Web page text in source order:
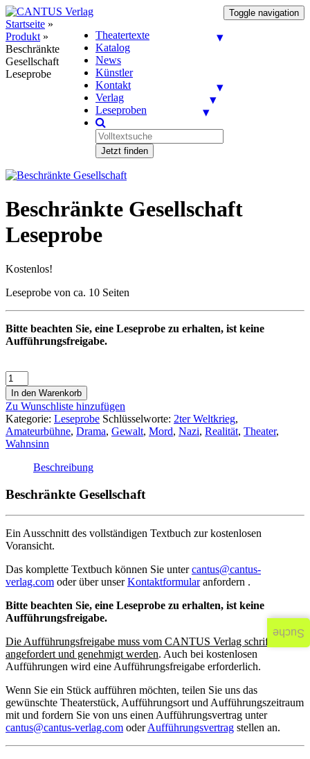
Toggle navigation
Theatertexte
Katalog
News
Künstler
Kontakt
Verlag
Leseproben
Jetzt finden
Startseite »
Produkt »
Beschränkte
Gesellschaft
Leseprobe
Beschränkte Gesellschaft
Leseprobe
Kostenlos!
Leseprobe von ca. 10 Seiten
Bitte beachten Sie, eine Leseprobe zu erhalten, ist keine
Aufführungsfreigabe.
In den Warenkorb
Zu Wunschliste hinzufügen
Kategorie: Leseprobe Schlüsselworte: 2ter Weltkrieg,
Amateurbühne, Drama, Gewalt, Mord, Nazi, Realität, Theater,
Wahnsinn
Beschreibung
Beschränkte Gesellschaft
Ein Ausschnitt des vollständigen Textbuch zur kostenlosen
Voransicht.
Das komplette Textbuch können Sie untercantus@cantus-
verlag.com oder über unserKontaktformularanfordern .
Bitte beachten Sie, eine Leseprobe zu erhalten, ist keine
Aufführungsfreigabe.
Die Aufführungsfreigabe muss vom CANTUS Verlag schriftlich
angefordert und genehmigt werden. Auch bei kostenlosen
Aufführungen wird eine Aufführungsfreigabe erforderlich.
Wenn Sie ein Stück aufführen möchten, teilen Sie uns das
gewünschte Theaterstück, Aufführungsort und Aufführungszeitraum
mit und fordern Sie von uns einen Aufführungsvertrag unter
cantus@cantus-verlag.com oderAufführungsvertrag stellen an.
Suche